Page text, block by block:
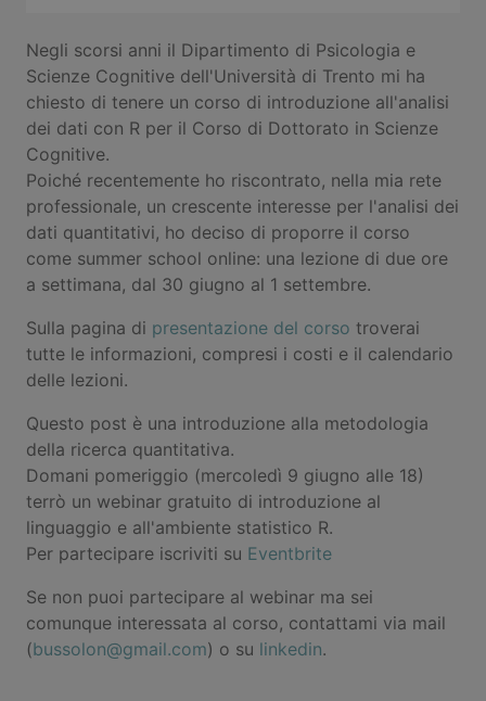
Negli scorsi anni il Dipartimento di Psicologia e
Scienze Cognitive dell'Università di Trento mi ha
chiesto di tenere un corso di introduzione all'analisi
dei dati con R per il Corso di Dottorato in Scienze
Cognitive.
Poiché recentemente ho riscontrato, nella mia rete
professionale, un crescente interesse per l'analisi dei
dati quantitativi, ho deciso di proporre il corso
come summer school online: una lezione di due ore
a settimana, dal 30 giugno al 1 settembre.
Sulla pagina di presentazione del corso troverai
tutte le informazioni, compresi i costi e il calendario
delle lezioni.
Questo post è una introduzione alla metodologia
della ricerca quantitativa.
Domani pomeriggio (mercoledì 9 giugno alle 18)
terrò un webinar gratuito di introduzione al
linguaggio e all'ambiente statistico R.
Per partecipare iscriviti su Eventbrite
Se non puoi partecipare al webinar ma sei
comunque interessata al corso, contattami via mail
(bussolon@gmail.com) o su linkedin.